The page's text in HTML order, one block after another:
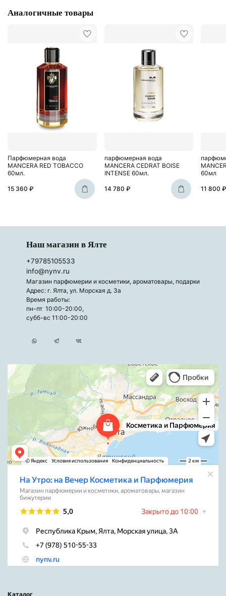
Аналогичные товары
Парфюмерная вода
MANCERA RED TOBACCO
60мл.
15 360 ₽
парфюмерная вода
MANCERA CEDRAT BOISE
INTENSE 60мл.
14 780 ₽
60мл
11 800 ₽
Наш магазин в Ялте
+79785105533
info@nynv.ru
Магазин парфюмерии и косметики, ароматовары, подарки
Адрес: г. Ялта, ул. Морская д. 3а
Время работы:
пн-пт 10:00-20:00,
субб-вс 11:00-20:00
Каталог